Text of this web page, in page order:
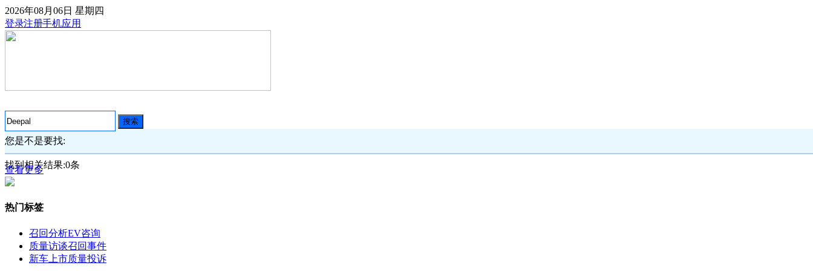
2026年08月06日 星期四
登录注册手机应用
搜索
您是不是要找:
找到相关结果:0条
查看更多
热门标签
召回分析EV咨询
质量访谈召回事件
新车上市质量投诉